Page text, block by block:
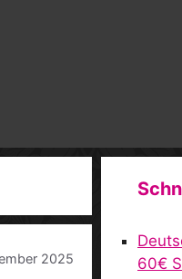
2025
60€